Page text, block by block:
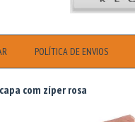
POLÍTICA DE ENVIOS
com zíper rosa